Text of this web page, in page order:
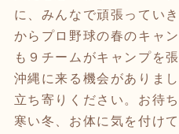
に、みんなで頑張ってい
からプロ野球の春のキャ
も９チームがキャンプを
沖縄に来る機会がありま
立ち寄りください。お待
寒い冬、お体に気を付け